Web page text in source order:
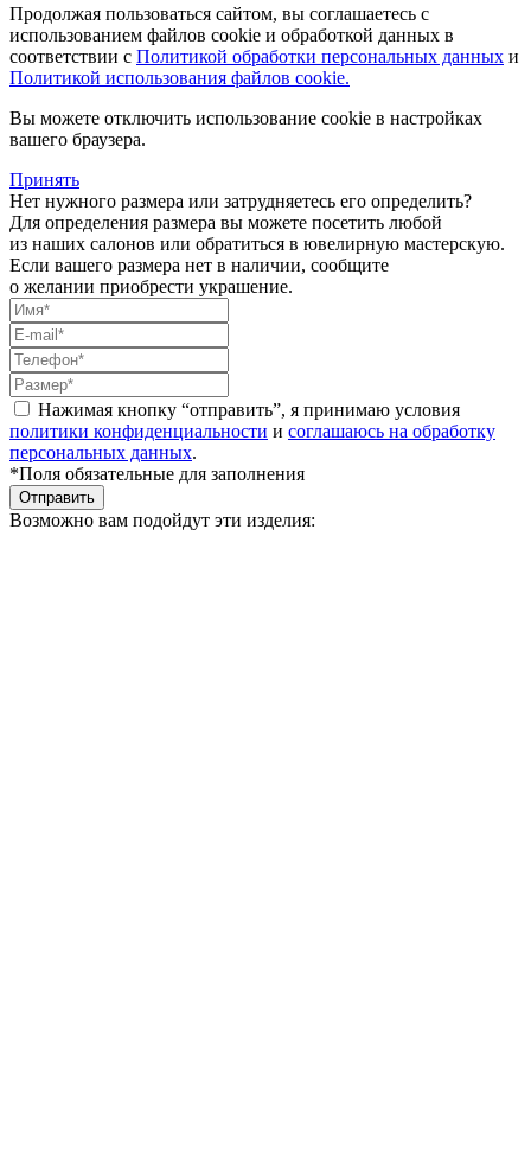
Продолжая пользоваться сайтом, вы соглашаетесь с
использованием файлов cookie и обработкой данных в
соответствии с Политикой обработки персональных данных и
Политикой использования файлов cookie.
Вы можете отключить использование cookie в настройках
вашего браузера.
Принять
Нет нужного размера или затрудняетесь его определить?
Для определения размера вы можете посетить любой
из наших салонов или обратиться в ювелирную мастерскую.
Если вашего размера нет в наличии, сообщите
о желании приобрести украшение.
Нажимая кнопку “отправить”, я принимаю условия
политики конфиденциальности и соглашаюсь на обработку
персональных данных.
*Поля обязательные для заполнения
Отправить
Возможно вам подойдут эти изделия: